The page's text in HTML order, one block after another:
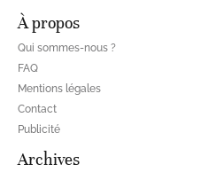
À propos
Qui sommes-nous ?
FAQ
Mentions légales
Contact
Publicité
Archives